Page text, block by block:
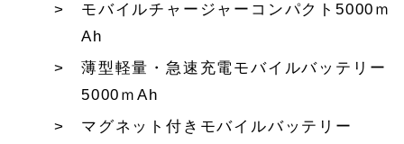
モバイルチャージャーコンパクト5000ｍ
Ah
薄型軽量・急速充電モバイルバッテリー
5000ｍAh
マグネット付きモバイルバッテリー